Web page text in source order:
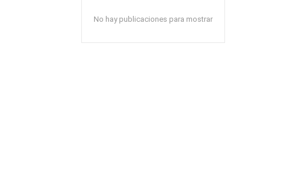
No hay publicaciones para mostrar